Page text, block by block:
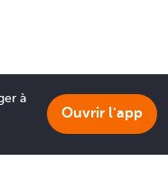
à
Ouvrir l'app